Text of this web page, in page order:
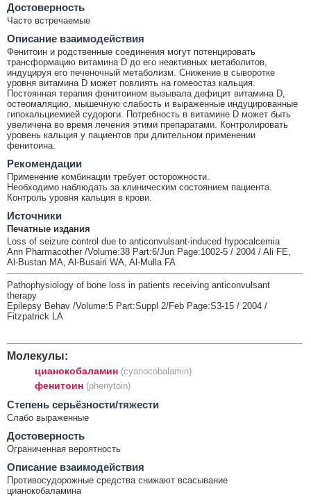
Достоверность
Часто встречаемые
Описание взаимодействия
Фенитоин и родственные соединения могут потенцировать
трансформацию витамина D до его неактивных метаболитов,
индуцируя его печеночный метаболизм. Снижение в сыворотке
уровня витамина D может повлиять на гомеостаз кальция.
Постоянная терапия фенитоином вызывала дефицит витамина D,
остеомаляцию, мышечную слабость и выраженные индуцированные
гипокальциемией судороги. Потребность в витамине D может быть
увеличена во время лечения этими препаратами. Контролировать
уровень кальция у пациентов при длительном применении
фенитоина.
Рекомендации
Применение комбинации требует осторожности.
Необходимо наблюдать за клиническим состоянием пациента.
Контроль уровня кальция в крови.
Источники
Печатные издания
Loss of seizure control due to anticonvulsant-induced hypocalcemia
Ann Pharmacother /Volume:38 Part:6/Jun Page:1002-5 / 2004 / Ali FE,
Al-Bustan MA, Al-Busairi WA, Al-Mulla FA
Pathophysiology of bone loss in patients receiving anticonvulsant
therapy
Epilepsy Behav /Volume:5 Part:Suppl 2/Feb Page:S3-15 / 2004 /
Fitzpatrick LA
Молекулы:
цианокобаламин (cyanocobalamin)
фенитоин (phenytoin)
Cтепень серьёзности/тяжести
Слабо выраженные
Достоверность
Ограниченная вероятность
Описание взаимодействия
Противосудорожные средства снижают всасывание
цианокобаламина